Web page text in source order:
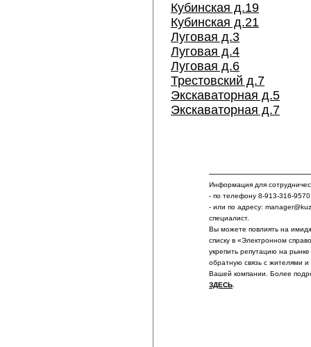
Кубинская д.19
Кубинская д.21
Луговая д.3
Луговая д.4
Луговая д.6
Трестовский д.7
Экскаваторная д.5
Экскаваторная д.7
Информация для
- по телефону 8-913-316-9570
- или по адресу:
специалист.
Вы можете повлиять на
списку в «Электронном
укрепить репутацию на
обратную связь с жителями и
Вашей компании. Более
ЗДЕСЬ